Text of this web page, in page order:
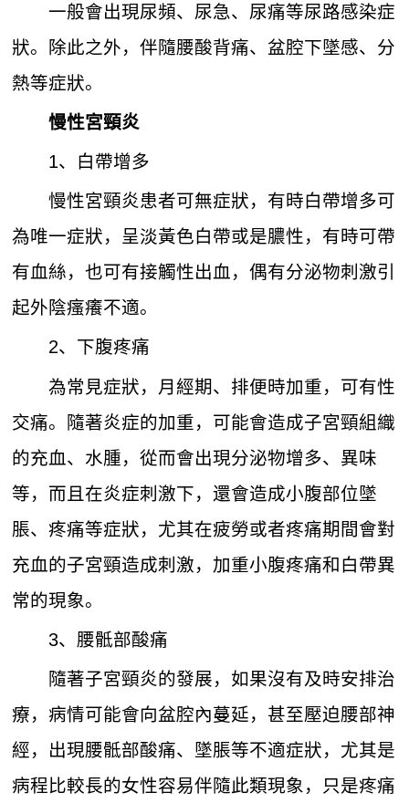
一般會出現尿頻、尿急、尿痛等尿路感染症
狀。除此之外，伴隨腰酸背痛、盆腔下墜感、分
熱等症狀。
慢性宮頸炎
1、白帶增多
慢性宮頸炎患者可無症狀，有時白帶增多可
為唯一症狀，呈淡黃色白帶或是膿性，有時可帶
有血絲，也可有接觸性出血，偶有分泌物刺激引
起外陰瘙癢不適。
2、下腹疼痛
為常見症狀，月經期、排便時加重，可有性
交痛。隨著炎症的加重，可能會造成子宮頸組織
的充血、水腫，從而會出現分泌物增多、異味
等，而且在炎症刺激下，還會造成小腹部位墜
脹、疼痛等症狀，尤其在疲勞或者疼痛期間會對
充血的子宮頸造成刺激，加重小腹疼痛和白帶異
常的現象。
3、腰骶部酸痛
隨著子宮頸炎的發展，如果沒有及時安排治
療，病情可能會向盆腔內蔓延，甚至壓迫腰部神
經，出現腰骶部酸痛、墜脹等不適症狀，尤其是
病程比較長的女性容易伴隨此類現象，只是疼痛